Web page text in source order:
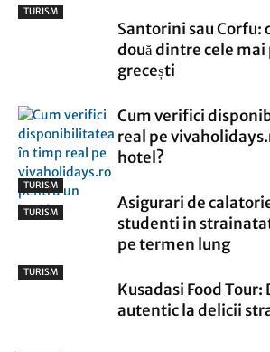
TURISM
Santorini sau Corfu:
două dintre cele
grecești
TURISM
Cum verifici
real pe
hotel?
TURISM
Asigurari de
studenti in
pe termen lung
TURISM
Kusadasi Food Tour:
autentic la delicii